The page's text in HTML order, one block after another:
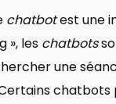
chatbotest une
», les chatbots
une